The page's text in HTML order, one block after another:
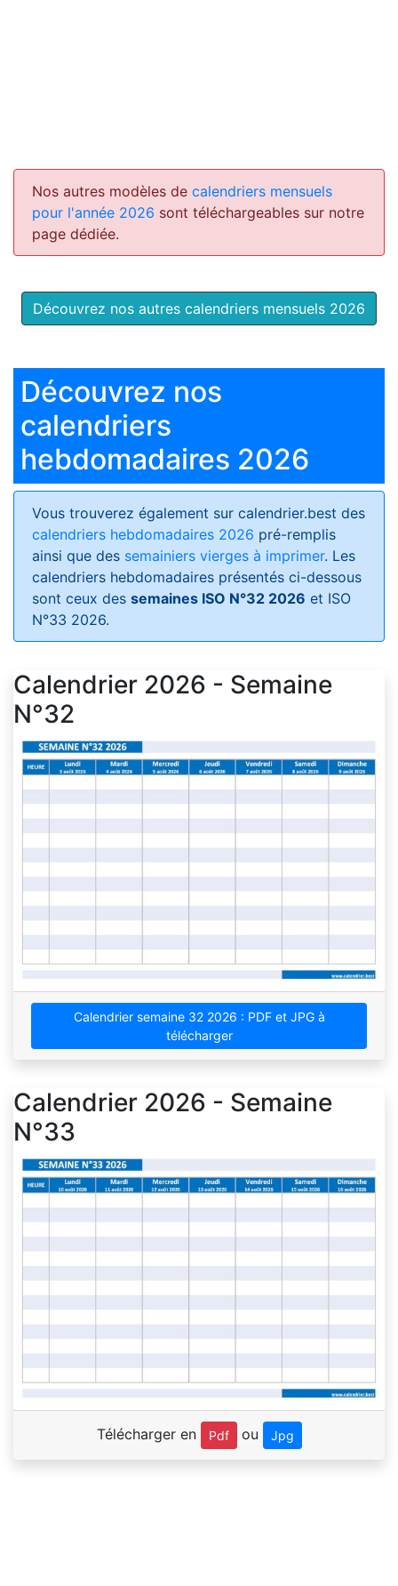
Nos autres modèles de calendriers mensuels
pour l'année 2026 sont téléchargeables sur notre
page dédiée.
Découvrez nos autres calendriers mensuels 2026
Découvrez nos
calendriers
hebdomadaires 2026
Vous trouverez également sur calendrier.best des
calendriers hebdomadaires 2026 pré-remplis
ainsi que des semainiers vierges à imprimer. Les
calendriers hebdomadaires présentés ci-dessous
sont ceux des semaines ISO N°32 2026 et ISO
N°33 2026.
Calendrier 2026 - Semaine
N°32
Calendrier semaine 32 2026 : PDF et JPG à
télécharger
Calendrier 2026 - Semaine
N°33
Télécharger en Pdf ou Jpg